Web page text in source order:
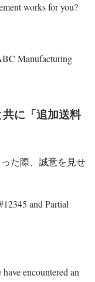
works for you?
Manufacturing
に「追加送料
た際、誠意を見せ
and Partial
encountered an